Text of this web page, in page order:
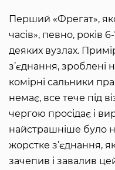
Перший «Фрегат»,
часів», певно, років
деяких вузлах.
з’єднання, зроблені
комірні сальники
немає, все тече під
чергою просідає і
найстрашніше було
жорстке з’єднання,
зачепив і завалив